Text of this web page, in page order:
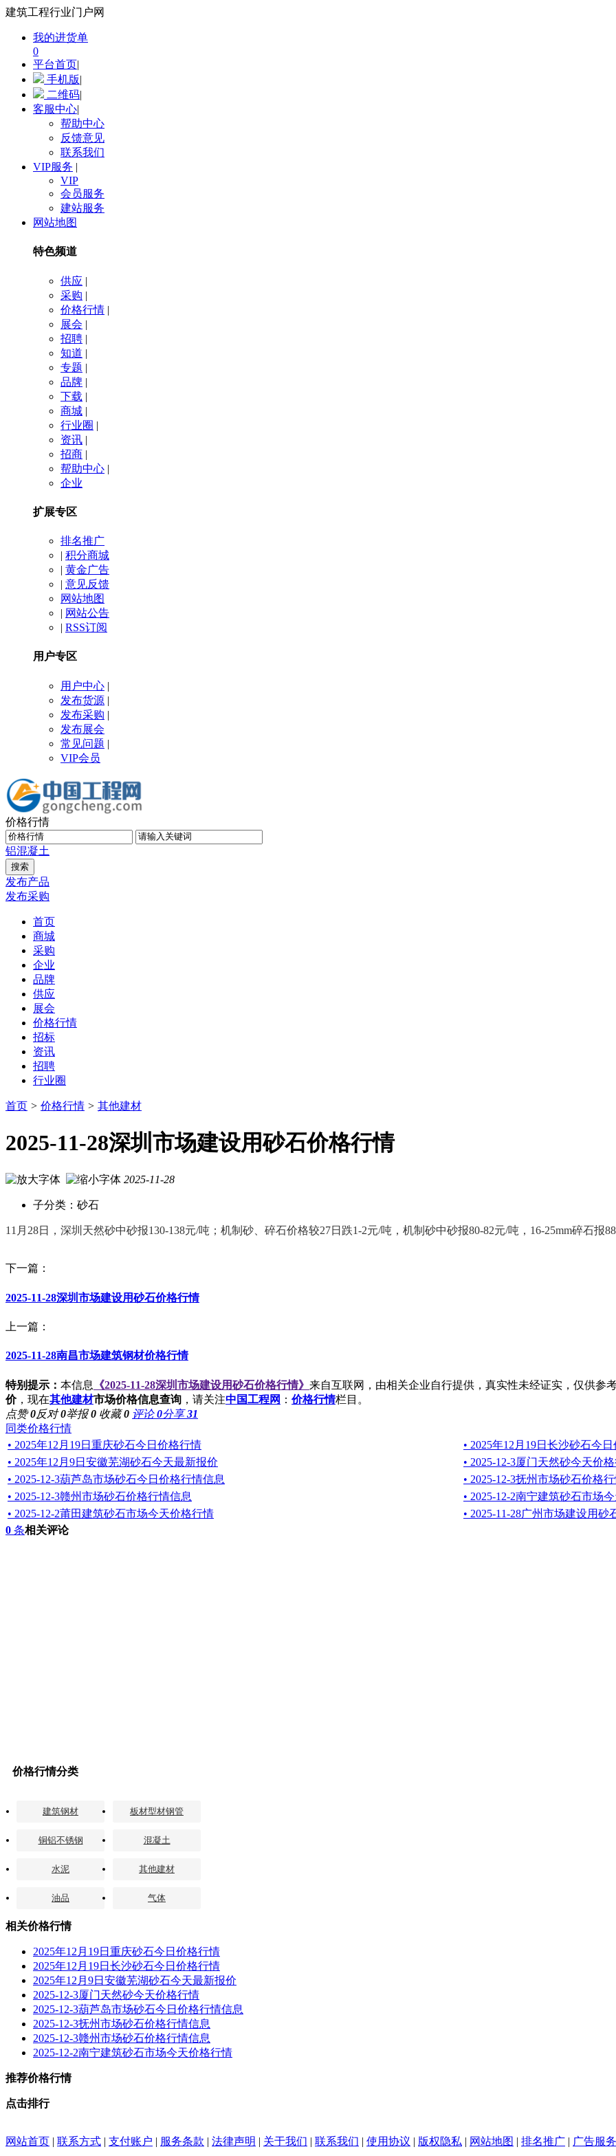
建筑工程行业门户网
我的进货单
0
平台首页|
手机版|
二维码|
客服中心|
帮助中心
反馈意见
联系我们
VIP服务 |
VIP
会员服务
建站服务
网站地图
特色频道
供应 |
采购 |
价格行情 |
展会 |
招聘 |
知道 |
专题 |
品牌 |
下载 |
商城 |
行业圈 |
资讯 |
招商 |
帮助中心 |
企业
扩展专区
排名推广
| 积分商城
| 黄金广告
| 意见反馈
网站地图
| 网站公告
| RSS订阅
用户专区
用户中心 |
发布货源 |
发布采购 |
发布展会
常见问题 |
VIP会员
价格行情
铝混凝土
发布产品
发布采购
首页
商城
采购
企业
品牌
供应
展会
价格行情
招标
资讯
招聘
行业圈
首页 > 价格行情 > 其他建材
2025-11-28深圳市场建设用砂石价格行情
2025-11-28
子分类：砂石
11月28日，深圳天然砂中砂报130-138元/吨；机制砂、碎石价格较27日跌1-2元/吨，机制砂中砂报80-82元/吨，16-25mm碎石报
下一篇：
2025-11-28深圳市场建设用砂石价格行情
上一篇：
2025-11-28南昌市场建筑钢材价格行情
特别提示： 本信息 《2025-11-28深圳市场建设用砂石价格行情》 来自互联网，由相关企业自行提供，真实性未经证实，仅供参
价，现在其他建材市场价格信息查询 ，请关注中国工程网 ： 价格行情栏目。
点赞0反对0举报0 收藏0 评论0分享31
同类价格行情
• 2025年12月19日重庆砂石今日价格行情
• 2025年12月19日长沙砂石今
• 2025年12月9日安徽芜湖砂石今天最新报价
• 2025-12-3厦门天然砂今天价
• 2025-12-3葫芦岛市场砂石今日价格行情信息
• 2025-12-3抚州市场砂石价格
• 2025-12-3赣州市场砂石价格行情信息
• 2025-12-2南宁建筑砂石市场
• 2025-12-2莆田建筑砂石市场今天价格行情
• 2025-11-28广州市场建设用砂
0 条相关评论
价格行情分类
建筑钢材 板材型材钢管
铜铝不锈钢 混凝土
水泥 其他建材
油品 气体
相关价格行情
2025年12月19日重庆砂石今日价格行情
2025年12月19日长沙砂石今日价格行情
2025年12月9日安徽芜湖砂石今天最新报价
2025-12-3厦门天然砂今天价格行情
2025-12-3葫芦岛市场砂石今日价格行情信息
2025-12-3抚州市场砂石价格行情信息
2025-12-3赣州市场砂石价格行情信息
2025-12-2南宁建筑砂石市场今天价格行情
推荐价格行情
点击排行
网站首页 | 联系方式 | 支付账户 | 服务条款 | 法律声明 | 关于我们 | 联系我们 | 使用协议 | 版权隐私 | 网站地图 | 排名推广 | 广告服务